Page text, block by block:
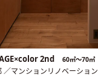
2nd 60㎡〜70㎡
／マンションリノベーション